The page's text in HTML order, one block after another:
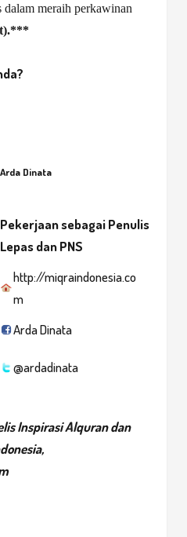
meraih perkawinan
).***
Arda Dinata
Pekerjaan sebagaiPenulis
Lepas dan PNS
http://miqraindonesia.co
m
Arda Dinata
@ardadinata
Inspirasi Alquran dan